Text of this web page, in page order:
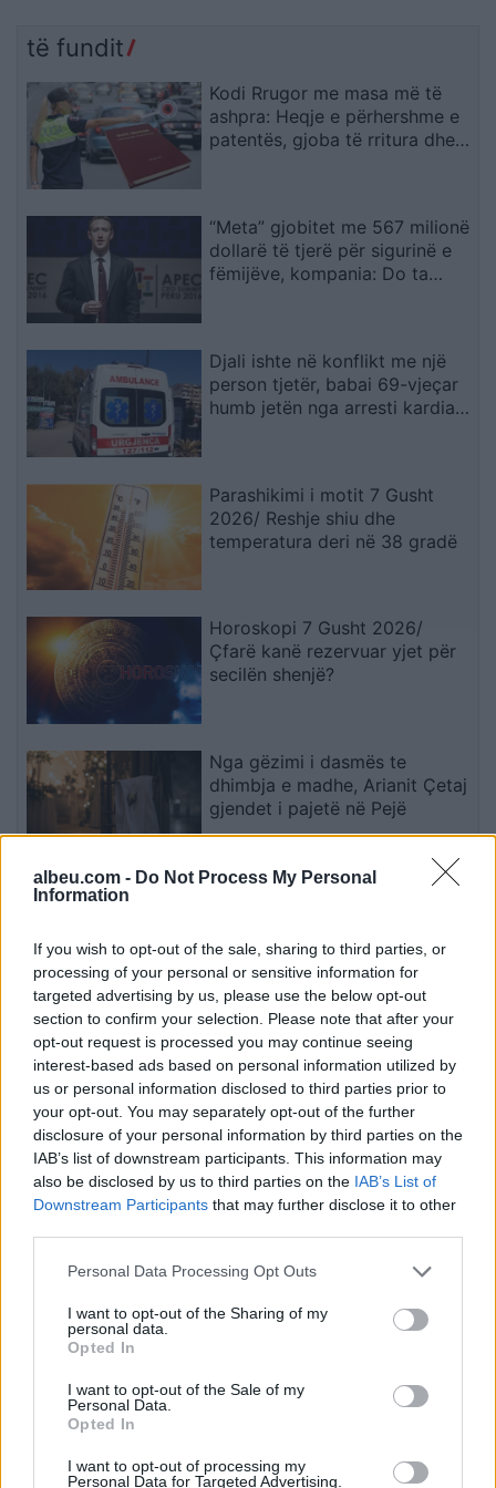
albeu.com - Do Not Process My Personal
Information
If you wish to opt-out of the sale, sharing to third parties, or
processing of your personal or sensitive information for
targeted advertising by us, please use the below opt-out
section to confirm your selection. Please note that after your
opt-out request is processed you may continue seeing
interest-based ads based on personal information utilized by
us or personal information disclosed to third parties prior to
your opt-out. You may separately opt-out of the further
disclosure of your personal information by third parties on the
IAB’s list of downstream participants. This information may
also be disclosed by us to third parties on the IAB’s List of
Downstream Participants that may further disclose it to other
Personal Data Processing Opt Outs
I want to opt-out of the Sharing of my
personal data.
Opted In
I want to opt-out of the Sale of my
Personal Data.
Opted In
I want to opt-out of processing my
Personal Data for Targeted Advertising.
të fundit
Kodi Rrugor me masa më të
ashpra: Heqje e përhershme e
patentës, gjoba të rritura dhe
“Meta” gjobitet me 567 milionë
dollarë të tjerë për sigurinë e
fëmijëve, kompania: Do ta
Djali ishte në konflikt me një
person tjetër, babai 69-vjeçar
humb jetën nga arresti kardiak
Parashikimi i motit 7 Gusht
2026/ Reshje shiu dhe
temperatura deri në 38 gradë
Horoskopi 7 Gusht 2026/
Çfarë kanë rezervuar yjet për
secilën shenjë?
Nga gëzimi i dasmës te
dhimbja e madhe, Arianit Çetaj
gjendet i pajetë në Pejë
zbardhen tri arsyet e vendimit
Esim for Global
Esim for USA | Esim for Italy Esim for Spain|Esim